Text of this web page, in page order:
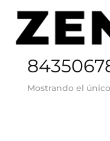
Inicio / EAN del
Mostrando el